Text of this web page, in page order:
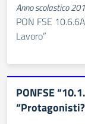
Anno scolastico
PON FSE
Lavoro”
PONFSE